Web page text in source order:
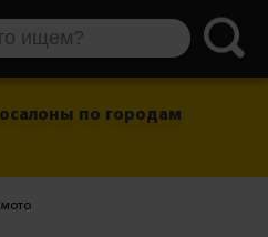
по городам